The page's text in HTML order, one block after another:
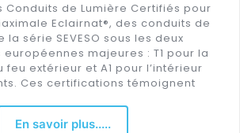
Conduits de Lumière Certifiés pour
Eclairnat®, des conduits de
la série SEVESO sous les deux
majeures : T1 pour la
feu extérieur et A1 pour l’intérieur
Ces certifications témoignent
En savoir plus.....